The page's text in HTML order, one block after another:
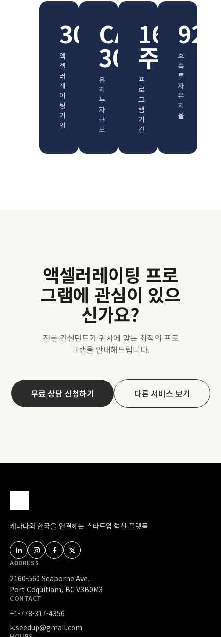
300+
액
셀
러
레
이
팅
기
업
CAD
30M+
유
치
투
자
규
모
16
주
프
로
그
램
기
간
후
속
투
자
유
치
율
액셀러레이팅 프로
그램에 관심이 있으
신가요?
전문 컨설턴트가 귀사에 맞는 최적의 프로
그램을 안내해드립니다.
무료 상담 신청하기 다른 서비스 보기
캐나다와 한국을 연결하는 스타트업 혁신 플랫폼
ADDRESS
2160-560 Seaborne Ave,
Port Coquitlam, BC V3B0M3
CONTACT
+1-778-317-4356
k.seedup@gmail.com